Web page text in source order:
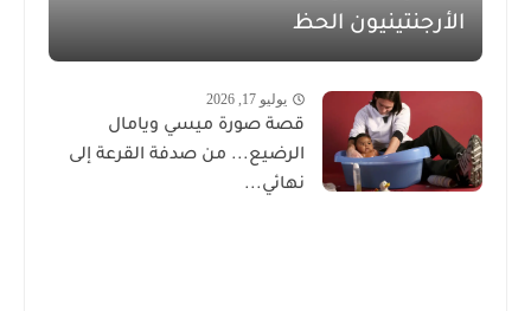
الأرجنتينيون الحظ
يوليو 17, 2026
قصة صورة ميسي ويامال
الرضيع... من صدفة القرعة إلى
نهائي...